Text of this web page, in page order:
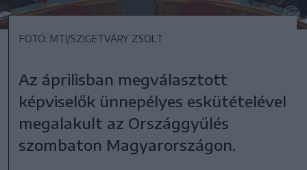
FOTÓ: MTI/SZIGETVÁRY ZSOLT
Az áprilisban megválasztott
képviselők ünnepélyes eskütételével
megalakult az Országgyűlés
szombaton Magyarországon.